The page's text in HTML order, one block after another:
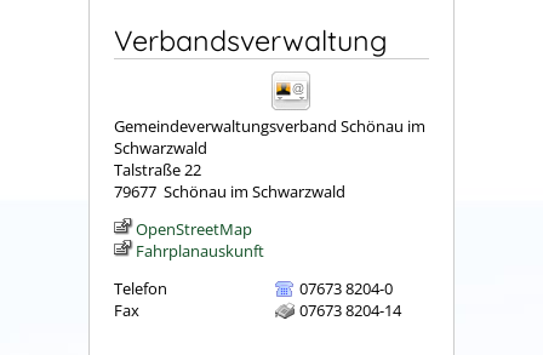
Verbandsverwaltung
Gemeindeverwaltungsverband Schönau im
Schwarzwald
Talstraße 22
79677 Schönau im Schwarzwald
OpenStreetMap
Fahrplanauskunft
Telefon
07673 8204-0
Fax
07673 8204-14